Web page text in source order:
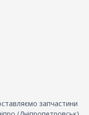
запчастини